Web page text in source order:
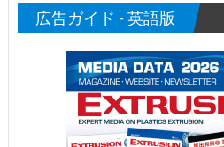
広告ガイド - 英語版